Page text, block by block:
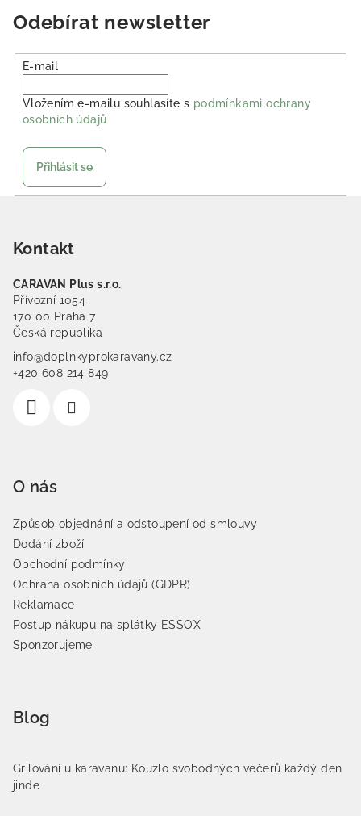
Odebírat newsletter
E-mail
Vložením e-mailu souhlasíte s podmínkami ochrany
osobních údajů
Přihlásit se
Kontakt
CARAVAN Plus s.r.o.
Přívozní 1054
170 00 Praha 7
Česká republika
info@doplnkyprokaravany.cz
+420 608 214 849
O nás
Způsob objednání a odstoupení od smlouvy
Dodání zboží
Obchodní podmínky
Ochrana osobních údajů (GDPR)
Reklamace
Postup nákupu na splátky ESSOX
Sponzorujeme
Blog
Grilování u karavanu: Kouzlo svobodných večerů každý den
jinde